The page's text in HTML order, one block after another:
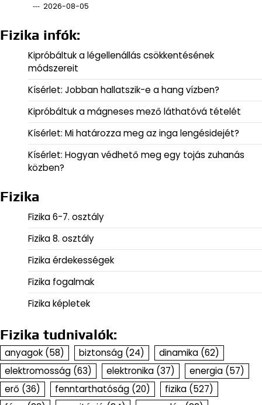
2026-08-05
Fizika infók:
Kipróbáltuk a légellenállás csökkentésének
módszereit
Kísérlet: Jobban hallatszik-e a hang vízben?
Kipróbáltuk a mágneses mező láthatóvá tételét
Kísérlet: Mi határozza meg az inga lengésidejét?
Kísérlet: Hogyan védhető meg egy tojás zuhanás
közben?
Fizika
Fizika 6-7. osztály
Fizika 8. osztály
Fizika érdekességek
Fizika fogalmak
Fizika képletek
Fizika tudnivalók:
anyagok (58) biztonság (24) dinamika (62)
elektromosság (63) elektronika (37) energia (57)
erő (36) fenntarthatóság (20) fizika (527)